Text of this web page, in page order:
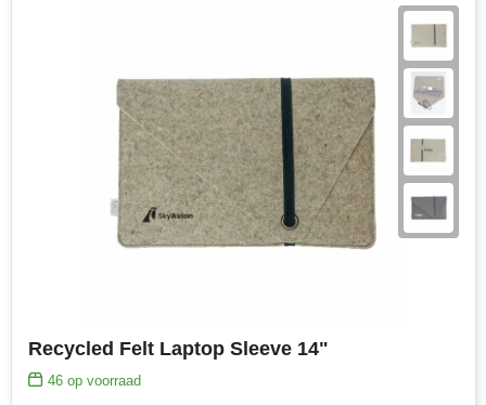
Recycled Felt Laptop Sleeve 14"
46op voorraad